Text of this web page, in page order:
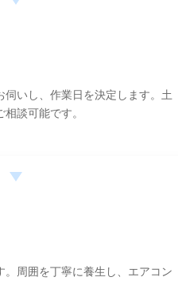
いし、作業日を決定します。土
談可能です。
周囲を丁寧に養生し、エアコン